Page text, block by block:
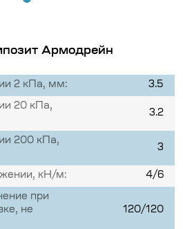
Армодрейн
2 кПа, мм: 3.5
20 кПа,
3.2
200 кПа,
3
кН/м: 4/6
при
не
120/120